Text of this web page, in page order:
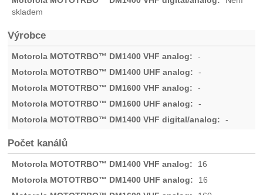
skladem
Výrobce
-
-
-
-
-
Počet kanálů
16
16